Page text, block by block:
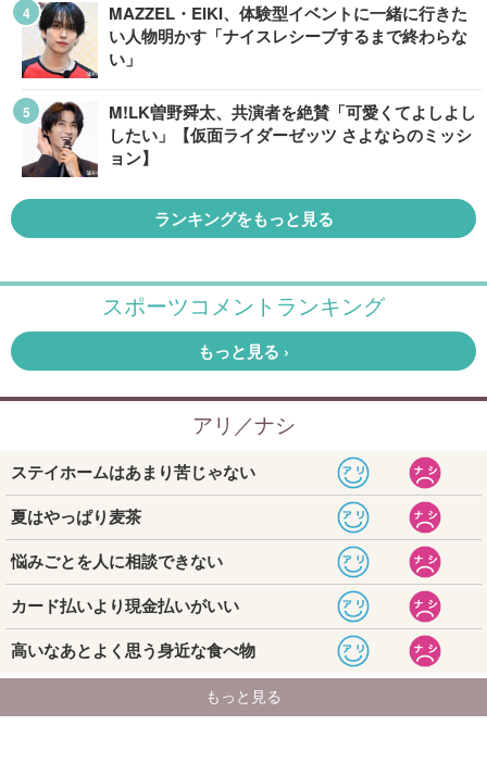
MAZZEL・EIKI、体験型イベントに一緒に行きた
い人物明かす「ナイスレシーブするまで終わらな
い」
M!LK曽野舜太、共演者を絶賛「可愛くてよしよし
したい」【仮面ライダーゼッツ さよならのミッシ
ョン】
ランキングをもっと見る